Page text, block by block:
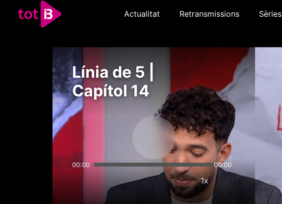
Actualitat Retransmissions Sèries
Línia de 5 |
Capítol 14
00:00 00:00
1x